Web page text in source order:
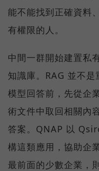
能不能找到正確資料
有權限的人。
中間一群開始建置私
知識庫。RAG 並不
模型回答前，先從企
術文件中取回相關內
答案。QNAP 以
構這類應用，協助企
最前面的少數企業，